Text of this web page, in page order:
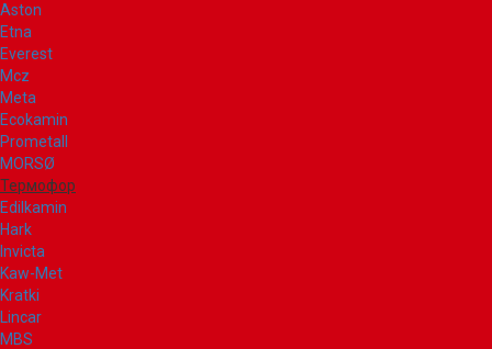
Aston
Etna
Everest
Mcz
Meta
Ecokamin
Prometall
MORSØ
Термофор
Edilkamin
Hark
Invicta
Kaw-Met
Kratki
Lincar
MBS